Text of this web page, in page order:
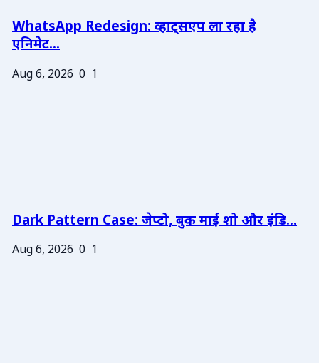
WhatsApp Redesign: व्हाट्सएप ला रहा है
एनिमेट...
Aug 6, 2026 0 1
Dark Pattern Case: जेप्टो, बुक माई शो और इंडि...
Aug 6, 2026 0 1